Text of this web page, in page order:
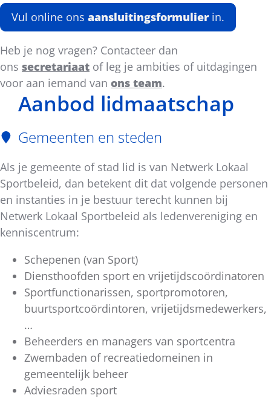
Vul online ons aansluitingsformulierin.
Heb je nog vragen? Contacteer dan
ons secretariaat of leg je ambities of uitdagingen
voor aan iemand van ons team.
Aanbod lidmaatschap
Gemeenten en steden
Als je gemeente of stad lid is van Netwerk Lokaal
Sportbeleid, dan betekent dit dat volgende personen
en instanties in je bestuur terecht kunnen bij
Netwerk Lokaal Sportbeleid als ledenvereniging en
kenniscentrum:
Schepenen (van Sport)
Diensthoofden sport en vrijetijdscoördinatoren
Sportfunctionarissen, sportpromotoren,
buurtsportcoördintoren, vrijetijdsmedewerkers,
…
Beheerders en managers van sportcentra
Zwembaden of recreatiedomeinen in
gemeentelijk beheer
Adviesraden sport